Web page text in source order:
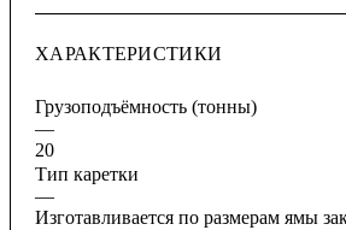
ХАРАКТЕРИСТИКИ
Грузоподъёмность (тонны)
—
20
Тип каретки
—
Изготавливается по размерам ямы